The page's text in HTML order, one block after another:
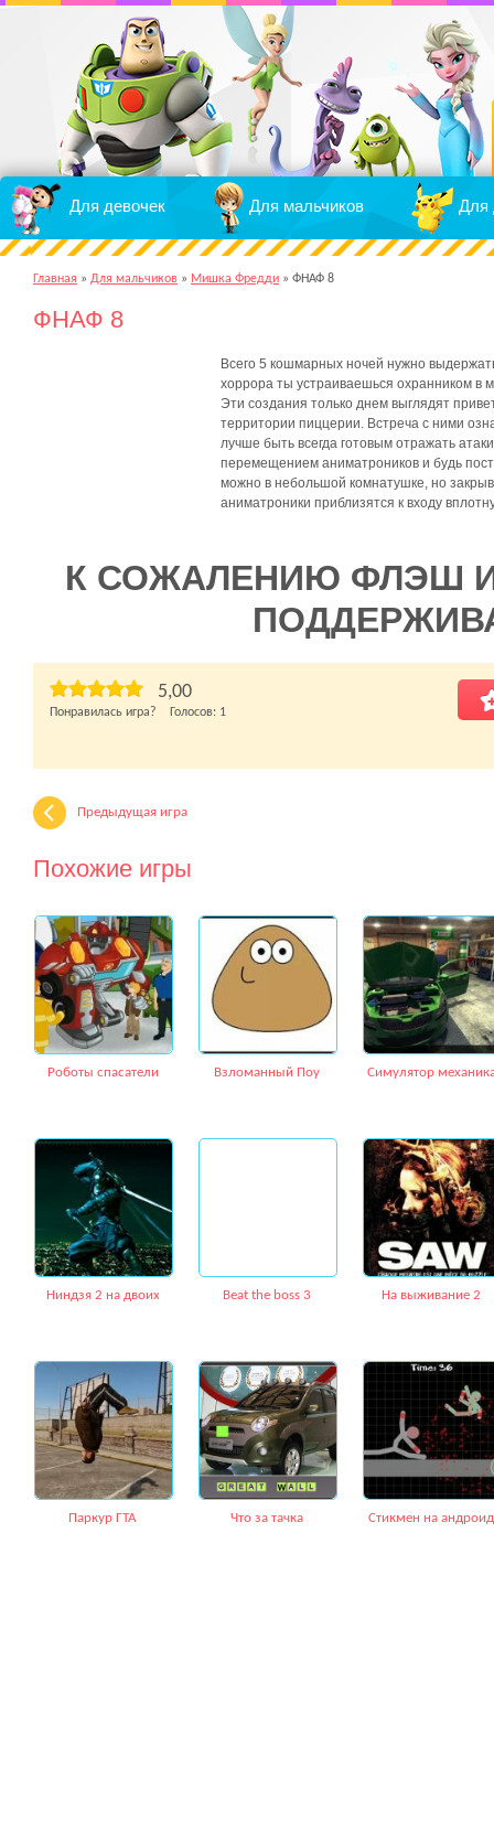
Для девочек Для мальчиков Для
Главная » Для мальчиков » Мишка Фредди » ФНАФ 8
ФНАФ 8
Всего 5 кошмарных ночей нужно
хоррора ты устраиваешься охранником
Эти создания только днем выглядят
территории пиццерии. Встреча с ними
лучше быть всегда готовым отражать
перемещением аниматроников и будь
можно в небольшой комнатушке, но
аниматроники приблизятся к входу
К СОЖАЛЕНИЮ ФЛЭШ
5,00
Понравилась игра? Голосов: 1
Предыдущая игра
Похожие игры
Роботы спасатели Взломанный Поу Симулятор
Ниндзя 2 на двоих Вeat the boss 3 На выживание 2
Паркур ГТА Что за тачка Стикмен на андроид